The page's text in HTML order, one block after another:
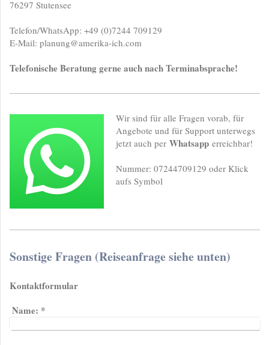
76297 Stutensee
Telefon/WhatsApp: +49 (0)7244 709129
E-Mail: planung@amerika-ich.com
Telefonische Beratung gerne auch nach Terminabsprache!
Wir sind für alle Fragen vorab, für
Angebote und für Support unterwegs
jetzt auch per Whatsapp erreichbar!
Nummer: 07244709129 oder Klick
aufs Symbol
Sonstige Fragen (Reiseanfrage siehe unten)
Kontaktformular
Name: *